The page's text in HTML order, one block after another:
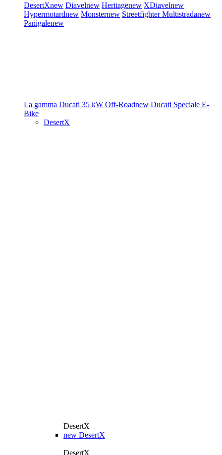
DesertXnew Diavelnew Heritagenew XDiavelnew
Hypermotardnew Monsternew StreetfighterMultistradanew
Panigalenew
La gamma Ducati 35 kW Off-Roadnew Ducati Speciale E-
Bike
DesertX
DesertX
new DesertX
DesertX